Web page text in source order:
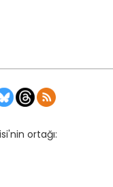
ortağı: